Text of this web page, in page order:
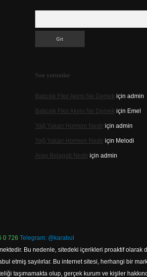
Son yorumlar
Batıcılık Fikir Akımı Ne Demek için admin
Batıcılık Fikir Akımı Ne Demek için Emel
Yağ Yakan Hormon Nediriçin admin
Yağ Yakan Hormon Nediriçin Melodi
Arap Belagati Nediriçin admin
0 726 Telegram: @karabul
Bu nedenle, sitedeki içerikleri proaktif olarak
etmiş sayılırlar. Bu internet sitesi, herhangi bir
taşımamakta olup, gerçek kurum ve kişiler